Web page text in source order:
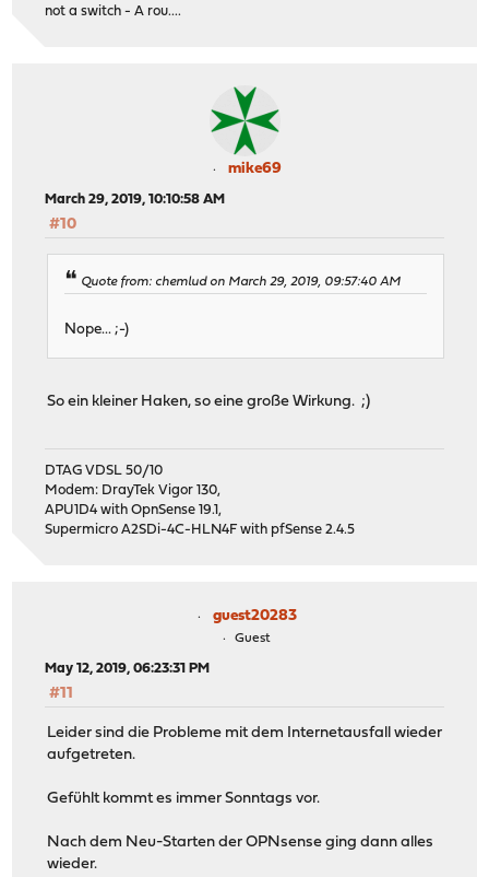
not a switch - A rou....
mike69
March 29, 2019, 10:10:58 AM
#10
Quote from: chemlud on March 29, 2019, 09:57:40 AM
Nope... ;-)
So ein kleiner Haken, so eine große Wirkung. ;)
DTAG VDSL 50/10
Modem: DrayTek Vigor 130,
APU1D4 with OpnSense 19.1,
Supermicro A2SDi-4C-HLN4F with pfSense 2.4.5
guest20283
Guest
May 12, 2019, 06:23:31 PM
#11
Leider sind die Probleme mit dem Internetausfall wieder
aufgetreten.
Gefühlt kommt es immer Sonntags vor.
Nach dem Neu-Starten der OPNsense ging dann alles
wieder.